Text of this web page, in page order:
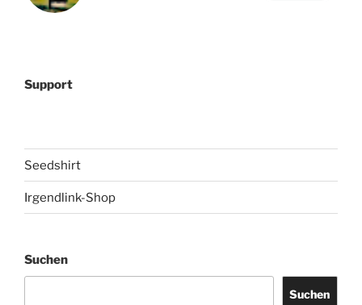
Support
Seedshirt
Irgendlink-Shop
Suchen
Suchen